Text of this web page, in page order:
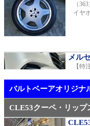
ベンツ中古車在庫車情報
メル
21イ
トス
（
イヤ
メル
【特
バルトベーアオリジナ
CLE53クーペ・リップ